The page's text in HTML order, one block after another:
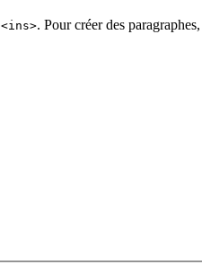
<ins>. Pour créer des